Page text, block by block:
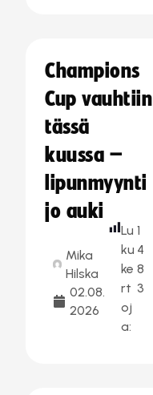
Champions
Cup vauhtiin
tässä
kuussa –
lipunmyynti
jo auki
Mika
Hilska
02.08.
2026
Lu
ku
ke
rt
oj
a:
1
4
8
3